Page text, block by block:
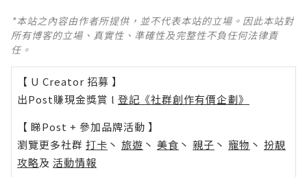
*本站之內容由作者所提供，並不代表本站的立場。因此本站對
所有博客的立場、真實性、準確性及完整性不負任何法律責
任。
【 U Creator 招募 】
出Post賺現金獎賞 l 登記《社群創作有價企劃》
【 睇Post + 參加品牌活動 】
瀏覽更多社群 打卡 丶 旅遊 丶 美食 丶 親子 丶 寵物 丶 扮靚
攻略及 活動情報